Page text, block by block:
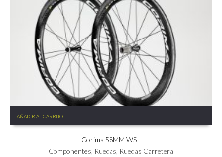
AÑADIR AL CARRITO
Corima 58MM WS+
Componentes Ruedas Ruedas Carretera